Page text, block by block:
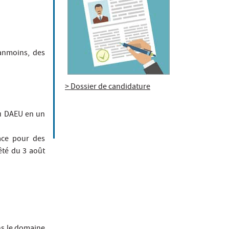
des
en un
pour des
du 3 août
> Dossier de candidature